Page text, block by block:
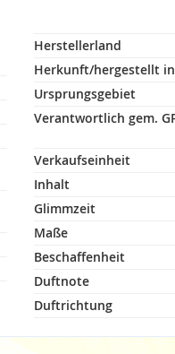
Herstellerland
Herkunft/hergestellt
Ursprungsgebiet
Verantwortlich gem.
Verkaufseinheit
Inhalt
Glimmzeit
Maße
Beschaffenheit
Duftnote
Duftrichtung